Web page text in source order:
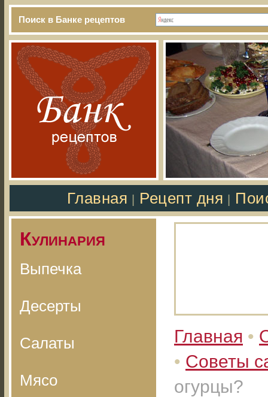
Поиск в Банке рецептов
Главная Рецепт дня
Кулинария
Выпечка
Десерты
Салаты
Мясо
Главная •
• Советы
огурцы?